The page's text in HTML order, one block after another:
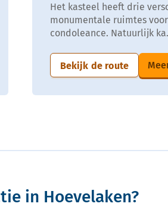
Het kasteel heeft drie
monumentale ruimtes
condoleance. Natuurlijk
Bekijk de route
in Hoevelaken?